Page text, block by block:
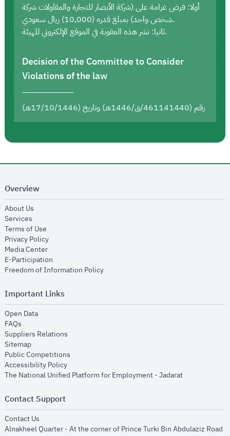
أولا: فرض غرامة على (شركة الأبصار للتجارة والمقاولات شركة
شخص واحد) بمبلغ قدره (10,000) ريال سعودي.
ثانيا: نشر هذه العقوبة في الموقع الإلكتروني للهيئة.
Decision of the Committee to Consider
Violations of the law
رقم (461141440/ق/1446هـ) وتاريخ (17/10/1446هـ)
Overview
About Us
Services
Terms of Use
Privacy Policyopens in new window
Media Centeropens in new window
E-Participation
Freedom of Information Policyopens in new window
Important Links
Open Dataopens in new window
FAQs
Suppliers Relations
Sitemapopens in new window
Public Competitions
Accessibility Policyopens in new window
The National Unified Platform for Employment - Jadaratopens in new
Contact Support
Contact Us
Alnakheel Quarter - At the corner of Prince Turki Bin Abdulaziz Road